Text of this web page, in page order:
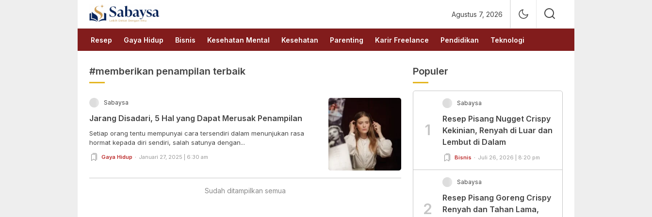
Sabaysa
Lebih Dekat Dengan Ilmu
Agustus 7, 2026
Resep Gaya Hidup Bisnis Kesehatan Mental Kesehatan Parenting Karir Freelance Pendidikan Teknologi
#memberikan penampilan terbaik
Sabaysa
Jarang Disadari, 5 Hal yang Dapat Merusak Penampilan
Setiap orang tentu mempunyai cara tersendiri dalam menunjukan rasa
hormat kepada diri sendiri, salah satunya dengan...
Gaya Hidup Januari 27, 2025 | 6:30 am
Sudah ditampilkan semua
Populer
1
Sabaysa
Resep Pisang Nugget Crispy
Kekinian, Renyah di Luar dan
Lembut di Dalam
Bisnis Juli 26, 2026 | 8:20 pm
2
Sabaysa
Resep Pisang Goreng Crispy
Renyah dan Tahan Lama,